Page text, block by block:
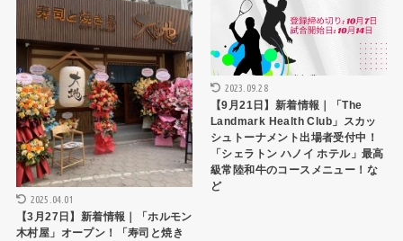
2025.04.01
【3月27日】新着情報｜「ホルモン
木村屋」オープン！「寿司と焼き
2023.09.28
【9月21日】新着情報｜「The
Landmark Health Club」スカッ
シュトーナメント出場者受付中！
「シェラトン ハノイ ホテル」最高
級常陸和牛のコースメニュー！な
ど